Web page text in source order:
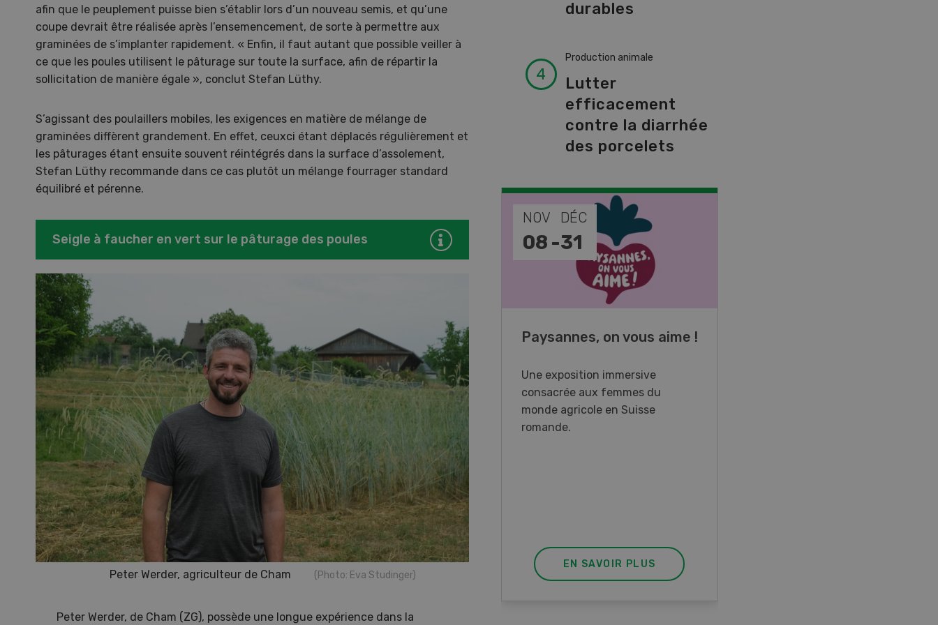
afin que le peuplement puisse bien s’établir lors d’un nouveau semis, et qu’une
coupe devrait être réalisée après l’ensemencement, de sorte à permettre aux
graminées de s’implanter rapidement. « Enfin, il faut autant que possible veiller à
ce que les poules utilisent le pâturage sur toute la surface, afin de répartir la
sollicitation de manière égale », conclut Stefan Lüthy.
S’agissant des poulaillers mobiles, les exigences en matière de mélange de
graminées diffèrent grandement. En effet, ceuxci étant déplacés régulièrement et
les pâturages étant ensuite souvent réintégrés dans la surface d’assolement,
Stefan Lüthy recommande dans ce cas plutôt un mélange fourrager standard
équilibré et pérenne.
Seigle à faucher en vert sur le pâturage des poules
Peter Werder, agriculteur de Cham (Photo: Eva Studinger)
Peter Werder, de Cham (ZG), possède une longue expérience dans la
durables
Production animale
Lutter
efficacement
contre la diarrhée
des porcelets
SEP
10-11
Demo Days 2026
Keller Forstmaschinen vous
invite aux DemoDays 2026 à
Wiedlisbach pour des
démonstrations en direct et la
première suisse du nouveau
porteur à 8 roues.
EN SAVOIR PLUS
NOV
08 -
DÉC
31
Paysannes, on vous aime !
Une exposition immersive
consacrée aux femmes du
monde agricole en Suisse
romande.
EN SAVOIR PLUS